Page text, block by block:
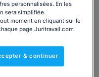
personnalisées. En les
sera simplifiée.
moment en cliquant sur le
page Juritravail.com
& continuer